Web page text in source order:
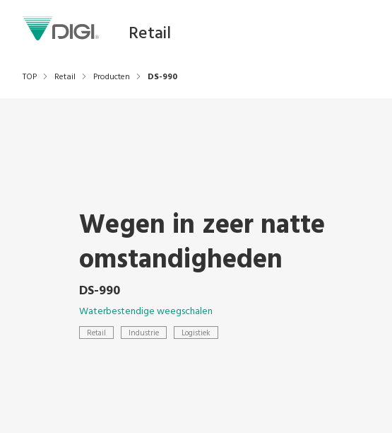
Retail
TOP Retail Producten DS-990
Wegen in zeer natte
omstandigheden
DS-990
Waterbestendige weegschalen
Retail Industrie Logistiek